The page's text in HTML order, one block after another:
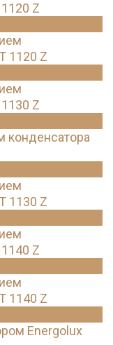
Z
1120 Z
Z
1130 Z
Z
1140 Z
Energolux